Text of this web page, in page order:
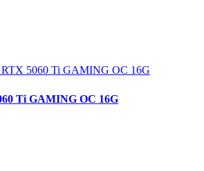
Ti GAMING OC 16G